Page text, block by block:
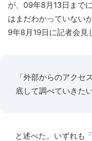
が、09年8月13日まで
はまだわかっていない
9年8月19日に記者会見
「外部からのアクセ
底して調べていきたい
と述べた。いずれも